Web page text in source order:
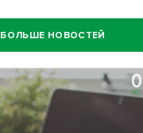
БОЛЬШЕ НОВОСТЕЙ